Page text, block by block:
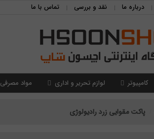
درباره ما نقد و بررسی تماس با ما
کامپیوتر لوازم تحریر و اداری مواد مصرفی
پاکت مقوایی زرد رادیولوژی